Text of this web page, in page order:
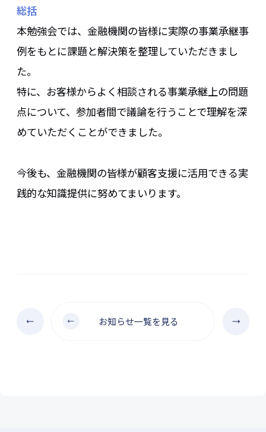
総括
本勉強会では、金融機関の皆様に実際の事業承継事
例をもとに課題と解決策を整理していただきまし
た。
特に、お客様からよく相談される事業承継上の問題
点について、参加者間で議論を行うことで理解を深
めていただくことができました。
今後も、金融機関の皆様が顧客支援に活用できる実
践的な知識提供に努めてまいります。
お知らせ一覧を見る